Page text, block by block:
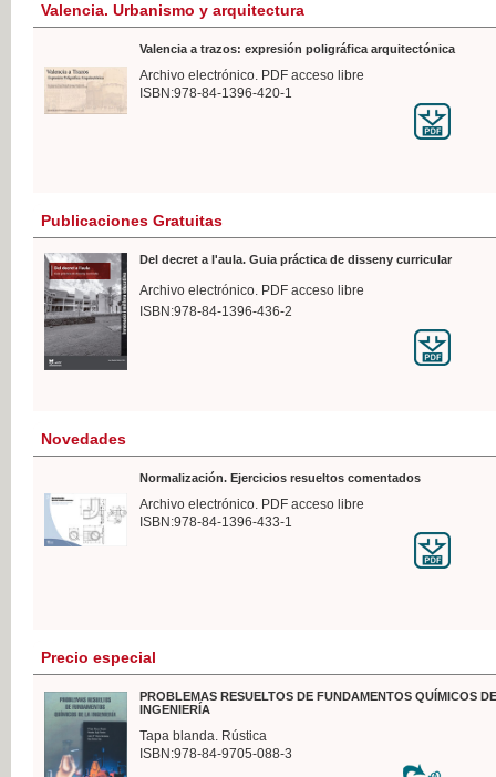
Valencia. Urbanismo y arquitectura
Valencia a trazos: expresión poligráfica arquitectónica
Archivo electrónico. PDF acceso libre
ISBN:978-84-1396-420-1
Publicaciones Gratuitas
Del decret a l'aula. Guia práctica de disseny curricular
Archivo electrónico. PDF acceso libre
ISBN:978-84-1396-436-2
Novedades
Normalización. Ejercicios resueltos comentados
Archivo electrónico. PDF acceso libre
ISBN:978-84-1396-433-1
Precio especial
PROBLEMAS RESUELTOS DE FUNDAMENTOS QUÍMICOS
INGENIERÍA
Tapa blanda. Rústica
ISBN:978-84-9705-088-3